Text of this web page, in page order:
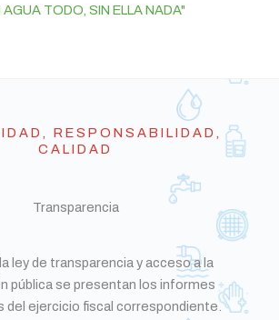
TODO, SIN ELLA NADA"
RESPONSABILIDAD,
CALIDAD
Transparencia
ley de transparencia y acceso a la
pública se presentan los informes
del ejercicio fiscal correspondiente.